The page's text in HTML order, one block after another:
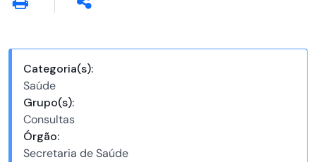
Categoria(s):
Saúde
Grupo(s):
Consultas
Órgão:
Secretaria de Saúde